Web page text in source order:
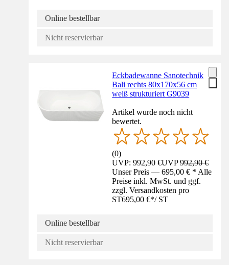
Online bestellbar
Nicht reservierbar
Eckbadewanne Sanotechnik
Bali rechts 80x170x56 cm
weiß strukturiert G9039
Artikel wurde noch nicht
bewertet.
(0)
UVP: 992,90 €UVP992,90 €
Unser Preis — 695,00 € * Alle
Preise inkl. MwSt. und ggf.
zzgl. Versandkosten pro
ST695,00 €*/ ST
Online bestellbar
Nicht reservierbar